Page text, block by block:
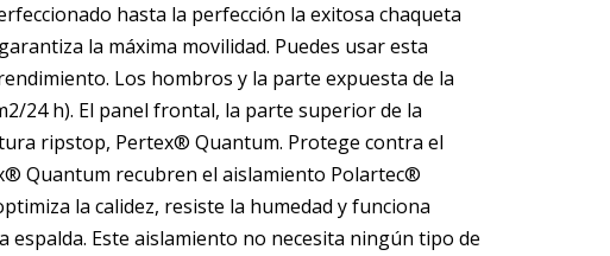
hasta la perfección la exitosa chaqueta
la máxima movilidad. Puedes usar esta
Los hombros y la parte expuesta de la
24 h). El panel frontal, la parte superior de la
ripstop, Pertex® Quantum. Protege contra el
Quantum recubren el aislamiento Polartec®
la calidez, resiste la humedad y funciona
Este aislamiento no necesita ningún tipo de